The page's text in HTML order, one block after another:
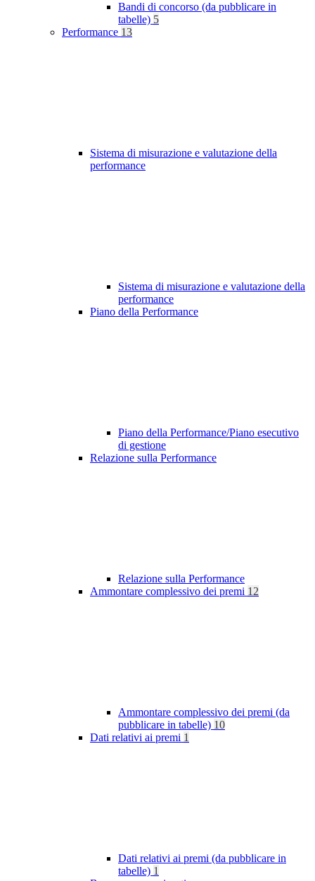
Bandi di concorso (da pubblicare in
tabelle) 5
Performance 13
Sistema di misurazione e valutazione della
performance
Sistema di misurazione e valutazione della
performance
Piano della Performance
Piano della Performance/Piano esecutivo
di gestione
Relazione sulla Performance
Relazione sulla Performance
Ammontare complessivo dei premi 12
Ammontare complessivo dei premi (da
pubblicare in tabelle) 10
Dati relativi ai premi 1
Dati relativi ai premi (da pubblicare in
tabelle) 1